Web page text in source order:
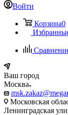
Войти
Корзина0
Ваш город
Москва
Московская
Ленинградская